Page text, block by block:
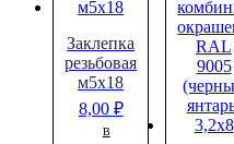
Заклепка
резьбовая
м5х18
8,00 ₽
В